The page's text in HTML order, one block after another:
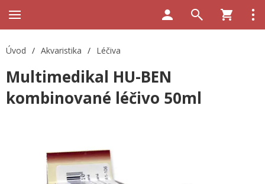
Úvod / Akvaristika / Léčiva
Multimedikal HU-BEN
kombinované léčivo 50ml